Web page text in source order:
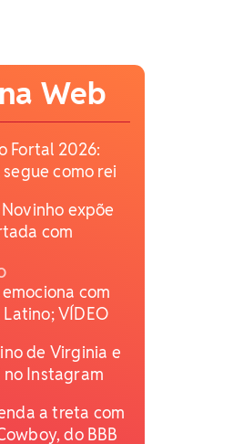
Web
Fortal 2026:
como rei
expõe
com
com
VÍDEO
de Virginia e
no Instagram
a treta com
do BBB